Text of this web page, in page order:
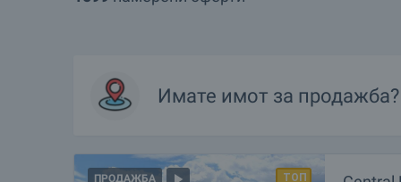
Имате имот за продажба?
ПРОДАЖБА